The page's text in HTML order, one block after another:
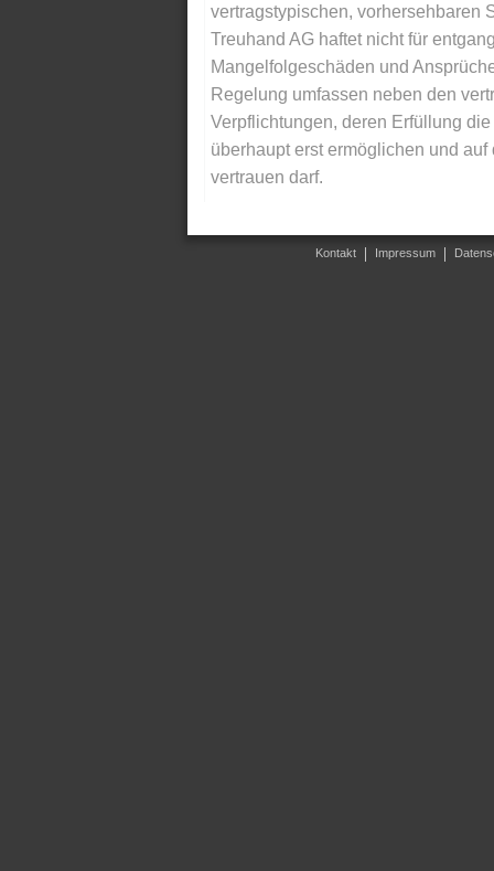
vertragstypischen, vorhersehbaren
Treuhand AG haftet nicht für
Mangelfolgeschäden und
Regelung umfassen neben den
Verpflichtungen, deren Erfüllung
überhaupt erst ermöglichen und
vertrauen darf.
Kontakt Impressum